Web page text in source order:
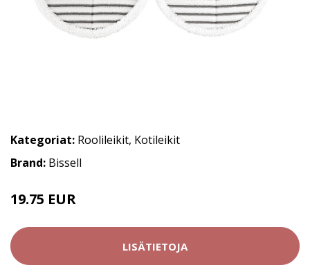
Kategoriat: Roolileikit, Kotileikit
Brand: Bissell
19.75 EUR
LISÄTIETOJA